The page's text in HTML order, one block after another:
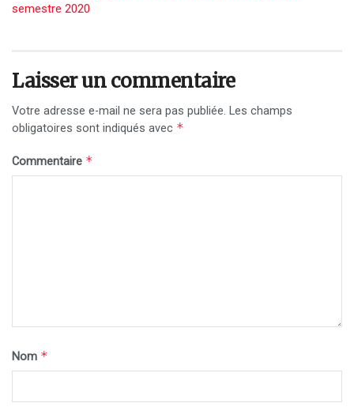
semestre 2020
Laisser un commentaire
Votre adresse e-mail ne sera pas publiée. Les champs
obligatoires sont indiqués avec *
Commentaire *
Nom *